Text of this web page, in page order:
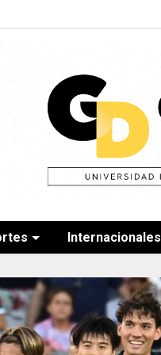
Internacionales